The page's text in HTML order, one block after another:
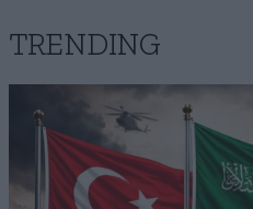
TRENDING